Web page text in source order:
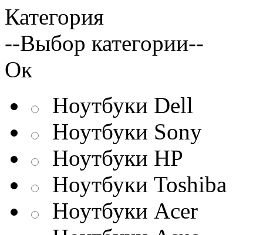
Категория
--Выбор категории--
Ок
Ноутбуки Dell
Ноутбуки Sony
Ноутбуки HP
Ноутбуки Toshiba
Ноутбуки Acer